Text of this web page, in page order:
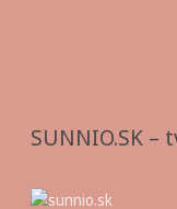
SUNNIO.SK